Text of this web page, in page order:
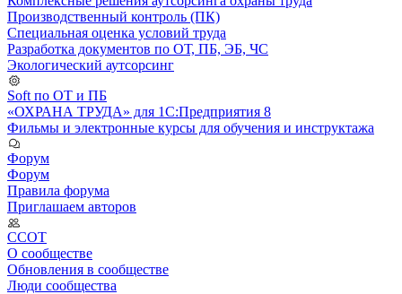
Производственный контроль (ПК)
Специальная оценка условий труда
Разработка документов по ОТ, ПБ, ЭБ, ЧС
Экологический аутсорсинг
Soft по ОТ и ПБ
«ОХРАНА ТРУДА» для 1С:Предприятия 8
Фильмы и электронные курсы для обучения и инструктажа
Форум
Форум
Правила форума
Приглашаем авторов
ССОТ
О сообществе
Обновления в сообществе
Люди сообщества